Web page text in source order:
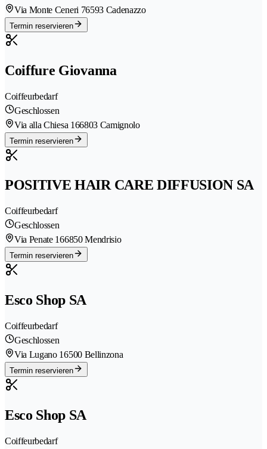
Via Monte Ceneri 76593 Cadenazzo
Termin reservieren
Coiffure Giovanna
Coiffeurbedarf
Geschlossen
Via alla Chiesa 166803 Camignolo
Termin reservieren
POSITIVE HAIR CARE DIFFUSION SA
Coiffeurbedarf
Geschlossen
Via Penate 166850 Mendrisio
Termin reservieren
Esco Shop SA
Coiffeurbedarf
Geschlossen
Via Lugano 16500 Bellinzona
Termin reservieren
Esco Shop SA
Coiffeurbedarf